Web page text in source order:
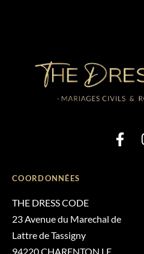
COORDONNÉES
THE DRESS CODE
23 Avenue du Marechal de
Lattre de Tassigny
94220 CHARENTON LE